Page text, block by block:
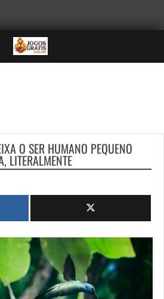
O SER HUMANO PEQUENO
LITERALMENTE